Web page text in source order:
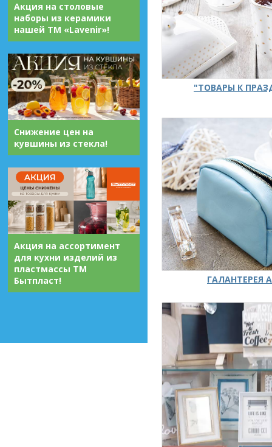
Акция на столовые
наборы из керамики
нашей ТМ «Lavenir»!
Снижение цен на
кувшины из стекла!
Акция на ассортимент
для кухни изделий из
пластмассы ТМ
Бытпласт!
"ТОВАРЫ К
ГАЛАНТЕРЕЯ